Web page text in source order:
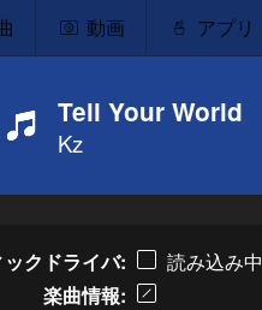
動画 アプリ
Tell Your World
Kz
クドライバ
読み込み中
楽曲情報